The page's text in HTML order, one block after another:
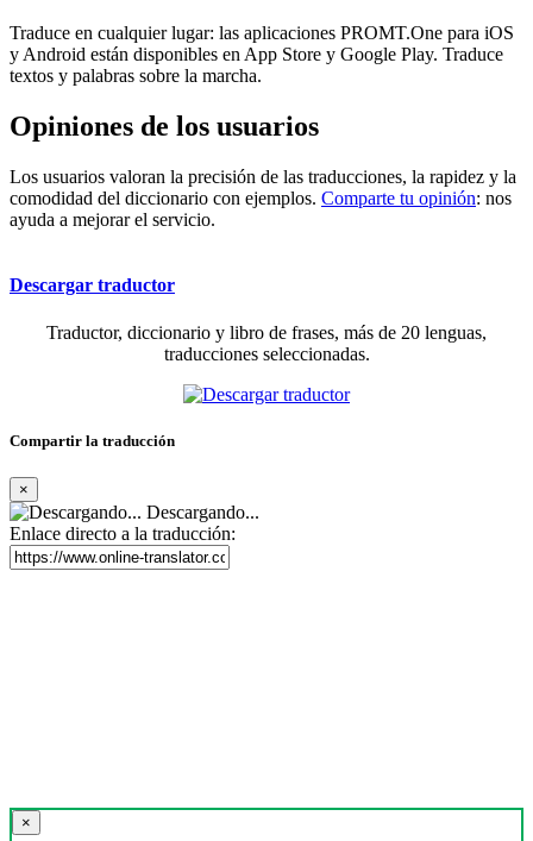
Traduce en cualquier lugar: las aplicaciones PROMT.One para iOS
y Android están disponibles en App Store y Google Play. Traduce
textos y palabras sobre la marcha.
Opiniones de los usuarios
Los usuarios valoran la precisión de las traducciones, la rapidez y la
comodidad del diccionario con ejemplos. Comparte tu opinión: nos
ayuda a mejorar el servicio.
Descargar traductor
Traductor, diccionario y libro de frases, más de 20 lenguas,
traducciones seleccionadas.
Compartir la traducción
×
Descargando...
Enlace directo a la traducción:
×